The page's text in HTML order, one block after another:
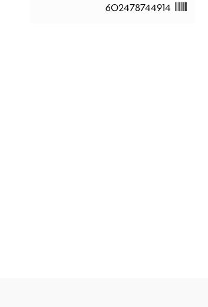
602478744914